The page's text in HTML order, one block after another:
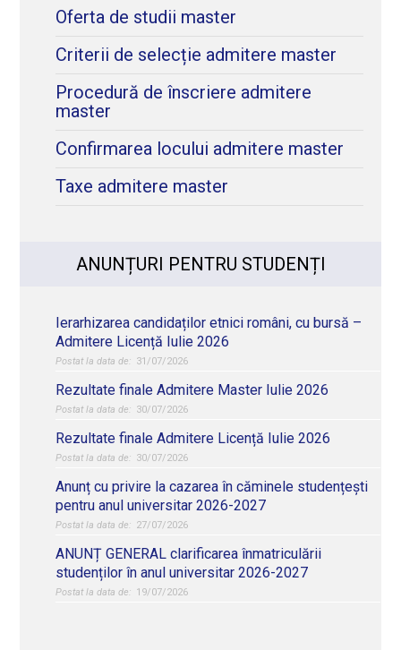
Oferta de studii master
Criterii de selecție admitere master
Procedură de înscriere admitere
master
Confirmarea locului admitere master
Taxe admitere master
ANUNȚURI PENTRU STUDENȚI
Ierarhizarea candidaților etnici români, cu bursă –
Admitere Licență Iulie 2026
31/07/2026
Rezultate finale Admitere Master Iulie 2026
30/07/2026
Rezultate finale Admitere Licență Iulie 2026
30/07/2026
Anunț cu privire la cazarea în căminele studențești
pentru anul universitar 2026-2027
27/07/2026
ANUNȚ GENERAL clarificarea înmatriculării
studenților în anul universitar 2026-2027
19/07/2026